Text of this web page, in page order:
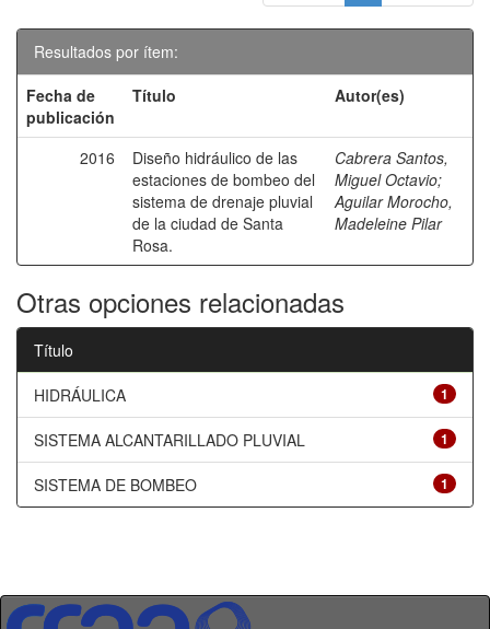
Resultados por ítem:
Fecha de
publicación
Título Autor(es)
2016
Diseño hidráulico de las
estaciones de bombeo del
sistema de drenaje pluvial
de la ciudad de Santa
Rosa.
Cabrera Santos,
Miguel Octavio;
Aguilar Morocho,
Madeleine Pilar
Otras opciones relacionadas
Título
1
HIDRÁULICA
1
SISTEMA ALCANTARILLADO PLUVIAL
1
SISTEMA DE BOMBEO